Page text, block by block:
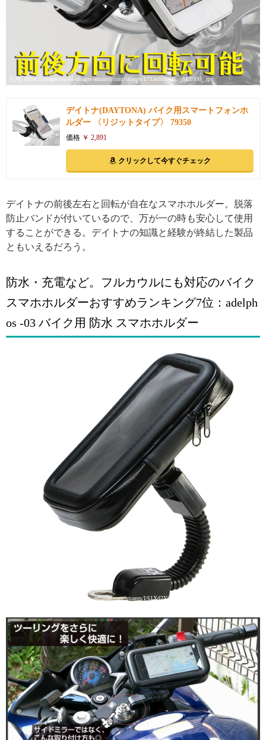
引用: https://images-na.ssl-images-amazon.com/images/I/71lerh86CIL._SL1000_.jpg
デイトナ(DAYTONA) バイク用スマートフォンホ
ルダー 〈リジットタイプ〉 79350
価格 ￥ 2,891
クリックして今すぐチェック
デイトナの前後左右と回転が自在なスマホホルダー。脱落
防止バンドが付いているので、万が一の時も安心して使用
することができる。デイトナの知識と経験が終結した製品
ともいえるだろう。
防水・充電など。フルカウルにも対応のバイク
スマホホルダーおすすめランキング7位：adelph
os -03 バイク用 防水 スマホホルダー
引用: https://images-na.ssl-images-amazon.com/images/I/61Xd2YCofwL._SL1200_.jpg